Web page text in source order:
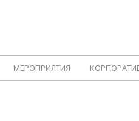
МЕРОПРИЯТИЯ